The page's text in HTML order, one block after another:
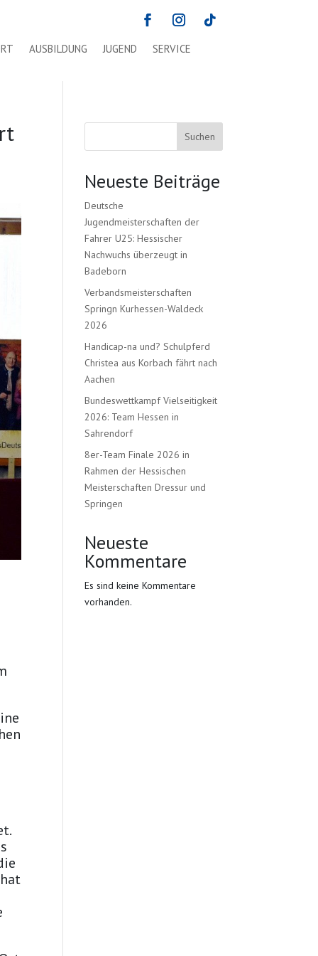
AUSBILDUNG JUGEND
SERVICE
Suchen
Neueste Beiträge
Deutsche
Jugendmeisterschaften der
Fahrer U25: Hessischer
Nachwuchs überzeugt in
Badeborn
Verbandsmeisterschaften
Springn Kurhessen-Waldeck
2026
Handicap-na und? Schulpferd
Christea aus Korbach fährt nach
Aachen
Bundeswettkampf Vielseitigkeit
2026: Team Hessen in
Sahrendorf
8er-Team Finale 2026 in
Rahmen der Hessischen
Meisterschaften Dressur und
Springen
Neueste
Kommentare
Es sind keine Kommentare
vorhanden.